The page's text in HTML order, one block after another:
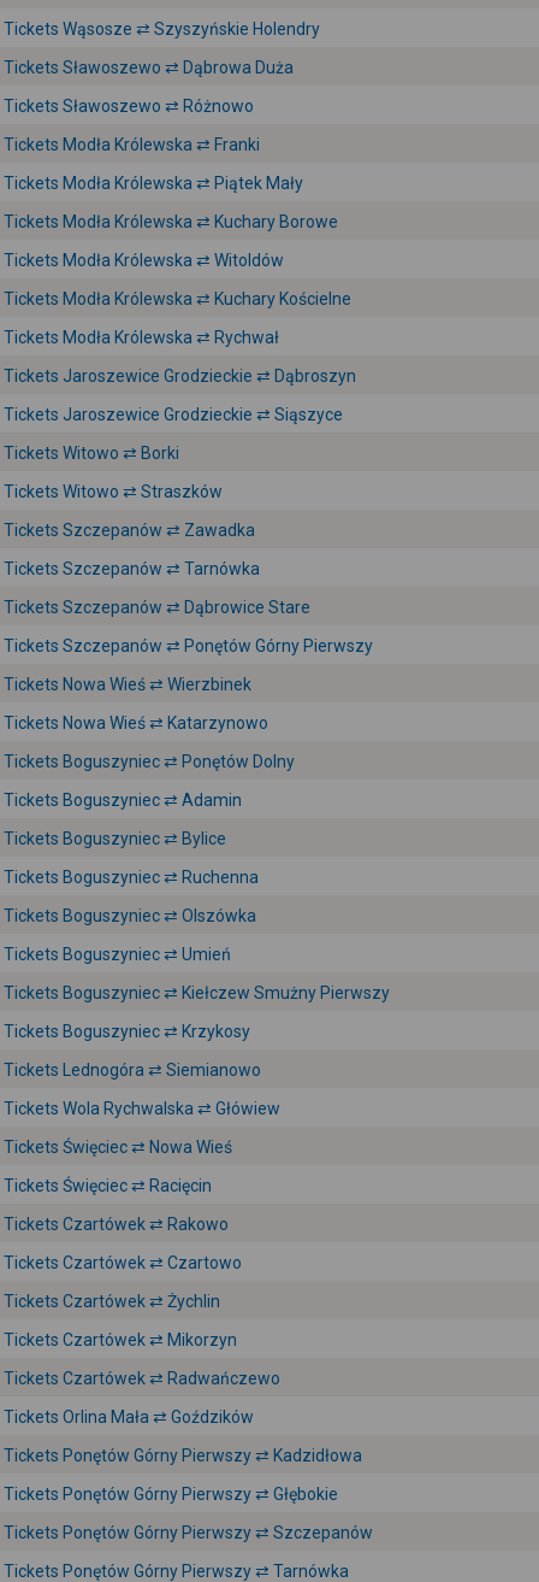
Tickets Wąsosze ⇄ Szyszyńskie Holendry
Tickets Sławoszewo ⇄ Dąbrowa Duża
Tickets Sławoszewo ⇄ Różnowo
Tickets Modła Królewska ⇄ Franki
Tickets Modła Królewska ⇄ Piątek Mały
Tickets Modła Królewska ⇄ Kuchary Borowe
Tickets Modła Królewska ⇄ Witoldów
Tickets Modła Królewska ⇄ Kuchary Kościelne
Tickets Modła Królewska ⇄ Rychwał
Tickets Jaroszewice Grodzieckie ⇄ Dąbroszyn
Tickets Jaroszewice Grodzieckie ⇄ Siąszyce
Tickets Witowo ⇄ Borki
Tickets Witowo ⇄ Straszków
Tickets Szczepanów ⇄ Zawadka
Tickets Szczepanów ⇄ Tarnówka
Tickets Szczepanów ⇄ Dąbrowice Stare
Tickets Szczepanów ⇄ Ponętów Górny Pierwszy
Tickets Nowa Wieś ⇄ Wierzbinek
Tickets Nowa Wieś ⇄ Katarzynowo
Tickets Boguszyniec ⇄ Ponętów Dolny
Tickets Boguszyniec ⇄ Adamin
Tickets Boguszyniec ⇄ Bylice
Tickets Boguszyniec ⇄ Ruchenna
Tickets Boguszyniec ⇄ Olszówka
Tickets Boguszyniec ⇄ Umień
Tickets Boguszyniec ⇄ Kiełczew Smużny Pierwszy
Tickets Boguszyniec ⇄ Krzykosy
Tickets Lednogóra ⇄ Siemianowo
Tickets Wola Rychwalska ⇄ Główiew
Tickets Święciec ⇄ Nowa Wieś
Tickets Święciec ⇄ Racięcin
Tickets Czartówek ⇄ Rakowo
Tickets Czartówek ⇄ Czartowo
Tickets Czartówek ⇄ Żychlin
Tickets Czartówek ⇄ Mikorzyn
Tickets Czartówek ⇄ Radwańczewo
Tickets Orlina Mała ⇄ Goździków
Tickets Ponętów Górny Pierwszy ⇄ Kadzidłowa
Tickets Ponętów Górny Pierwszy ⇄ Głębokie
Tickets Ponętów Górny Pierwszy ⇄ Szczepanów
Tickets Ponętów Górny Pierwszy ⇄ Tarnówka